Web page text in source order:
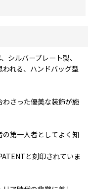
シルバープレート製、
れる、ハンドバッグ型
さった優美な装飾が施
第一人者としてよく知
と刻印されていま